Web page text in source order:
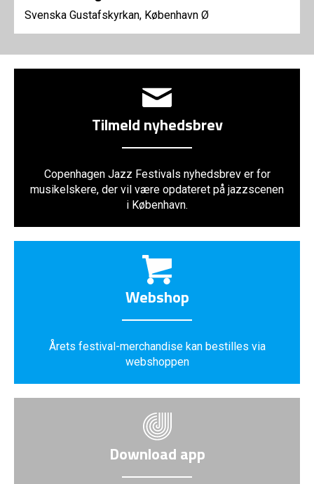
Svenska Gustafskyrkan, København Ø
Tilmeld nyhedsbrev
Copenhagen Jazz Festivals nyhedsbrev er for
musikelskere, der vil være opdateret på jazzscenen
i København.
Webshop
Årets festival-merchandise kan bestilles via
webshoppen
Download app